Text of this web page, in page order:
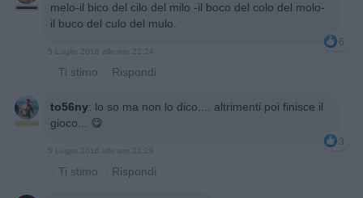
melo-il bico del cilo del milo -il boco del colo del molo-
il buco del culo del mulo.
6
5 Luglio 2016 alle ore 22:24
· Ti stimo · Rispondi
to56ny: lo so ma non lo dico.... altrimenti poi finisce il
gioco... 😋
3
5 Luglio 2016 alle ore 22:28
· Ti stimo · Rispondi